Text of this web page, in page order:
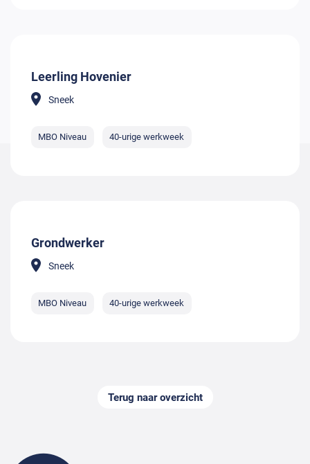
Leerling Hovenier
Sneek
MBO Niveau 40-urige werkweek
Grondwerker
Sneek
MBO Niveau 40-urige werkweek
Terug naar overzicht